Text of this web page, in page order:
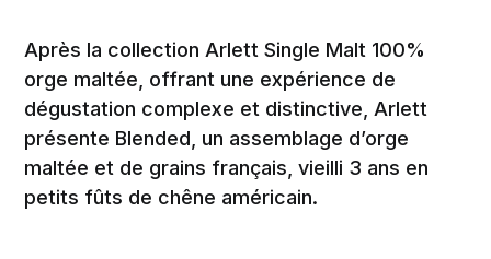
Après la collection Arlett Single Malt 100%
orge maltée, offrant une expérience de
dégustation complexe et distinctive, Arlett
présente Blended, un assemblage d’orge
maltée et de grains français, vieilli 3 ans en
petits fûts de chêne américain.